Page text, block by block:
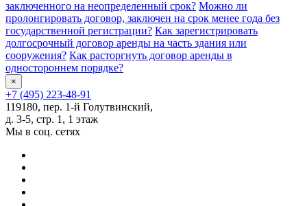
заключенного на неопределенный срок? Можно ли
пролонгировать договор, заключен на срок менее года без
государственной регистрации? Как зарегистрировать
долгосрочный договор аренды на часть здания или
сооружения? Как расторгнуть договор аренды в
одностороннем порядке?
×
+7 (495) 223-48-91
119180, пер. 1-й Голутвинский,
д. 3-5, стр. 1, 1 этаж
Мы в соц. сетях